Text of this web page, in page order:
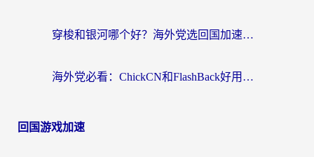
穿梭和银河哪个好？海外党选回国加速器的避坑指南，附番茄加速器实测体验
海外党必看：ChickCN和FlashBack好用吗？3招教你选对回国加速器（附云极、HomeCN、斧牛vs艾果对比）
回国游戏加速